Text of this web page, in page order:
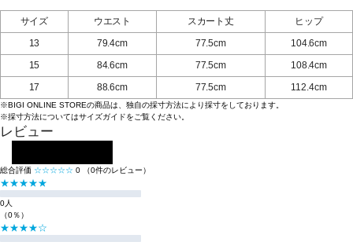
サイズ ウエスト スカート丈
ヒップ
13
79.4cm 77.5cm
104.6cm
15
84.6cm 77.5cm
108.4cm
17
88.6cm 77.5cm 112.4cm
※BIGI ONLINE STOREの商品は、独自の採寸方法により採寸をしております。
※採寸方法についてはサイズガイドをご覧ください。
レビュー
総合評価 ☆☆☆☆☆ 0 （0件のレビュー）
★★★★★
0人
（0％）
★★★★☆